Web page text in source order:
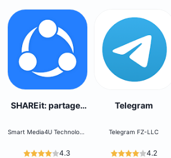
SHAREit: partager
Smart Media4U Technology
4.3
Telegram
Telegram FZ-LLC
4.2